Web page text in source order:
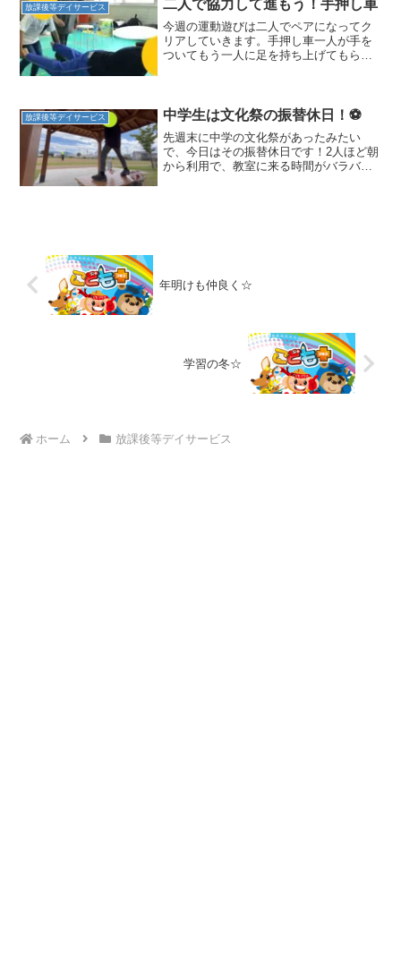
るの？」とたくさんお友だ...
放課後等デイサービス 二人で協力して進もう！手押し車
今週の運動遊びは二人でペアになってク
リアしていきます。手押し車一人が手を
ついてもう一人に足を持ち上げてもらい
裏を持ってあげるといいと...
放課後等デイサービス 中学生は文化祭の振替休日！⚽️
先週末に中学の文化祭があったみたい
で、今日はその振替休日です！2人ほど朝
から利用で、教室に来る時間がバラバラ
年明けも仲良く☆
学習の冬☆
ホーム 放課後等デイサービス